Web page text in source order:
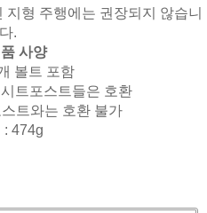
지형 주행에는 권장되지 않습니
다.
사양
볼트 포함
트포스트들은 호환
트와는 호환 불가
: 474g